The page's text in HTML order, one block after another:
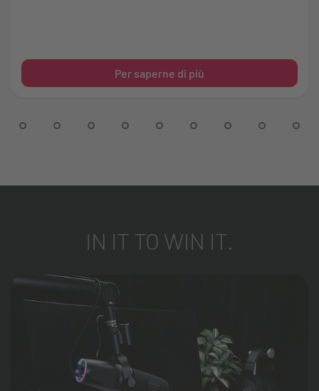
Per saperne di più
IN IT TO WIN IT.